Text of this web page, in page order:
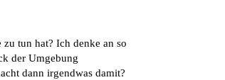
tun hat? Ich denke an so
der Umgebung
dann irgendwas damit?